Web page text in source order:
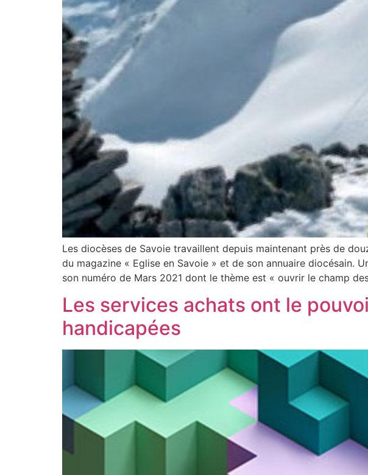
Les diocèses de Savoie travaillent depuis maintenant près de
du magazine « Eglise en Savoie » et de son annuaire diocésain.
son numéro de Mars 2021 dont le thème est « ouvrir le champ
Les services achats ont le
handicapées